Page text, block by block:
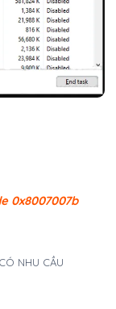
0x8007007b
NHU CẦU